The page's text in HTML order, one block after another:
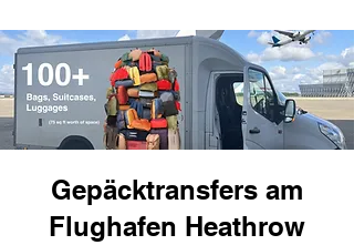
Gepäcktransfers am
Flughafen Heathrow